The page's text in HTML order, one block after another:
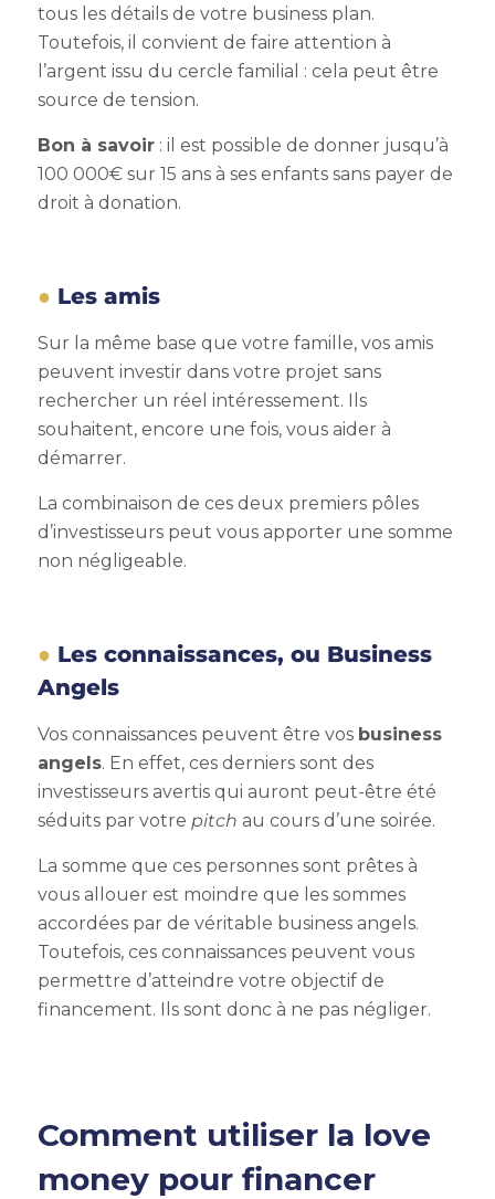
tous les détails de votre business plan.
Toutefois, il convient de faire attention à
l’argent issu du cercle familial : cela peut être
source de tension.
Bon à savoir: il est possible de donner jusqu’à
100 000€ sur 15 ans à ses enfants sans payer de
droit à donation.
Les amis
Sur la même base que votre famille, vos amis
peuvent investir dans votre projet sans
rechercher un réel intéressement. Ils
souhaitent, encore une fois, vous aider à
démarrer.
La combinaison de ces deux premiers pôles
d’investisseurs peut vous apporter une somme
non négligeable.
Les connaissances, ou Business
Angels
Vos connaissances peuvent être vos business
angels. En effet, ces derniers sont des
investisseurs avertis qui auront peut-être été
séduits par votre pitch au cours d’une soirée.
La somme que ces personnes sont prêtes à
vous allouer est moindre que les sommes
accordées par de véritable business angels.
Toutefois, ces connaissances peuvent vous
permettre d’atteindre votre objectif de
financement. Ils sont donc à ne pas négliger.
Comment utiliser la love
money pour financer